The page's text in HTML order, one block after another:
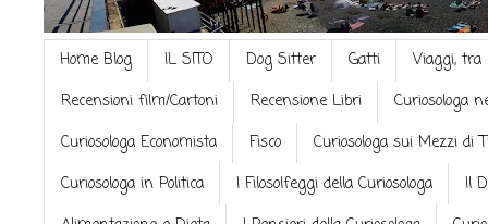
Home Blog IL SITO Dog Sitter Gatti
Viaggi, tra
Recensioni film/Cartoni
Recensione Libri
Curiosologa
Curiosologa Economista
Fisco
Curiosologa sui Mezzi di
Curiosologa in Politica
I Filosolfeggi della Curiosologa
Il